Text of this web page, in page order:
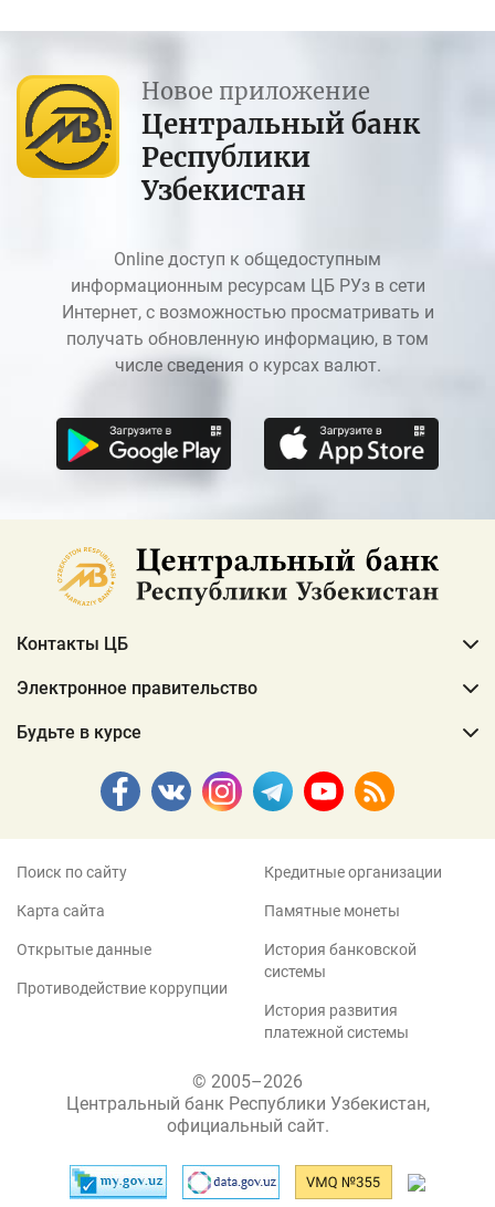
Новое приложение
Центральный банк
Республики
Узбекистан
Online доступ к общедоступным
информационным ресурсам ЦБ РУз в сети
Интернет, с возможностью просматривать и
получать обновленную информацию, в том
числе сведения о курсах валют.
Контакты ЦБ
Электронное правительство
Будьте в курсе
Поиск по сайту
Карта сайта
Открытые данные
Противодействие коррупции
Кредитные организации
Памятные монеты
История банковской
системы
История развития
платежной системы
© 2005–2026
Центральный банк Республики Узбекистан,
официальный сайт.